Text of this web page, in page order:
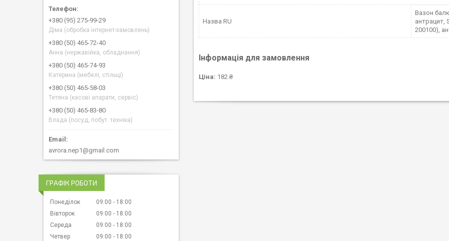
Назва RU
Вазон
антрацит,
200100),
Інформація для замовлення
Ціна: 182 ₴
+380 (95) 275-99-29
Діма (обробка інтернет-замовлень)
+380 (50) 465-72-40
Анна (нержавійка, обладнання)
+380 (50) 465-74-93
Катерина (мебелі, стільці)
+380 (50) 465-58-03
Тетяна (касові апарати, сервіс)
+380 (50) 465-83-80
Влада (посуд, побут. техніка)
avrora.nep1@gmail.com
ГРАФІК РОБОТИ
Понеділок 09:00
18:00
Вівторок
09:00
18:00
Середа
09:00
18:00
Четвер
09:00
18:00